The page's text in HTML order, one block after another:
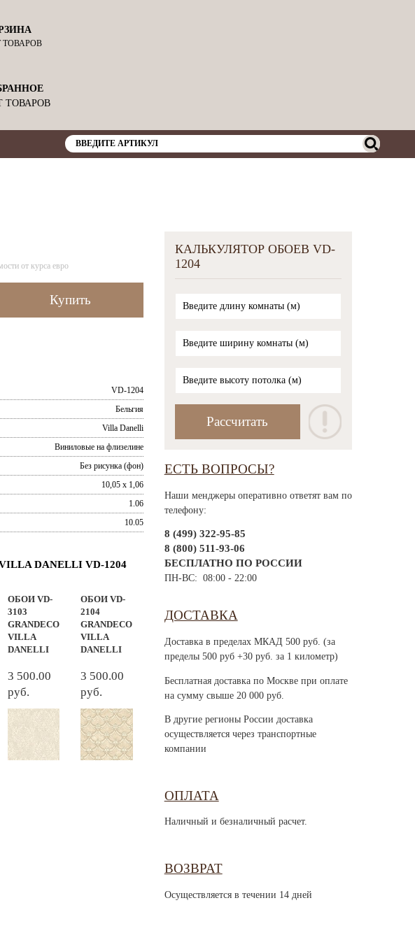
ТОВАРОВ
ТОВАРОВ
от курса евро
VD-1204
Бельгия
Villa Danelli
Виниловые на флизелине
Без рисунка (фон)
10,05 x 1,06
1.06
10.05
DANELLI VD-1204
ОБОИ VD-
3103
GRANDECO
VILLA
DANELLI
3 500.00
руб.
ОБОИ VD-
2104
GRANDECO
VILLA
DANELLI
3 500.00
руб.
КАЛЬКУЛЯТОР ОБОЕВ VD-
1204
ЕСТЬ ВОПРОСЫ?
Наши менджеры оперативно ответят вам по
телефону:
8 (499) 322-95-85
8 (800) 511-93-06
БЕСПЛАТНО ПО РОССИИ
ПН-ВС: 08:00 - 22:00
ДОСТАВКА
Доставка в пределах МКАД 500 руб. (за
пределы 500 руб +30 руб. за 1 километр)
Бесплатная доставка по Москве при оплате
на сумму свыше 20 000 руб.
В другие регионы России доставка
осуществляется через транспортные
компании
ОПЛАТА
Наличный и безналичный расчет.
ВОЗВРАТ
Осуществляется в течении 14 дней